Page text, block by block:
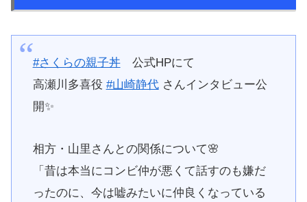
#さくらの親子丼公式HPにて
高瀬川多喜役 #山崎静代さんインタビュー公
開✨
相方・山里さんとの関係について🌸
「昔は本当にコンビ仲が悪くて話すのも嫌だ
ったのに、今は嘘みたいに仲良くなっている